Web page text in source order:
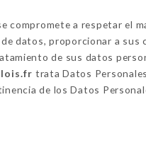
compromete a respetar el
datos, proporcionar a sus
de sus datos
trata Datos
de los Datos